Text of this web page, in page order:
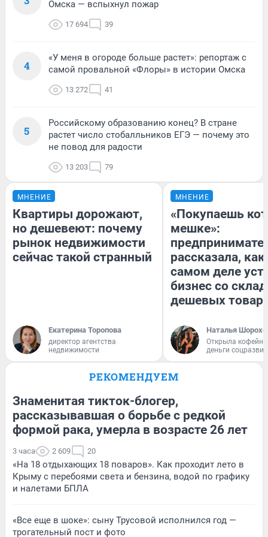
Омска — вспыхнул пожар
17 694 39
4
«У меня в огороде больше растет»: репортаж с
самой провальной «Флоры» в истории Омска
13 272 41
5
Российскому образованию конец? В стране
растет число стобалльников ЕГЭ — почему это
не повод для радости
13 203 79
МНЕНИЕ
Квартиры дорожают,
но дешевеют: почему
рынок недвижимости
сейчас такой странный
Екатерина Торопова
директор агентства
недвижимости
МНЕНИЕ
«Покупаешь
мешке»:
рассказала, как
самом деле
бизнес со
дешевых
Наталья
Открыла
деньги
РЕКОМЕНДУЕМ
Знаменитая тикток-блогер,
рассказывавшая о борьбе с редкой
формой рака, умерла в возрасте 26 лет
3 часа 2 609 20
«На 18 отдыхающих 18 поваров». Как проходит лето в
Крыму с перебоями света и бензина, водой по графику
и налетами БПЛА
«Все еще в шоке»: сыну Трусовой исполнился год —
трогательный пост и фото